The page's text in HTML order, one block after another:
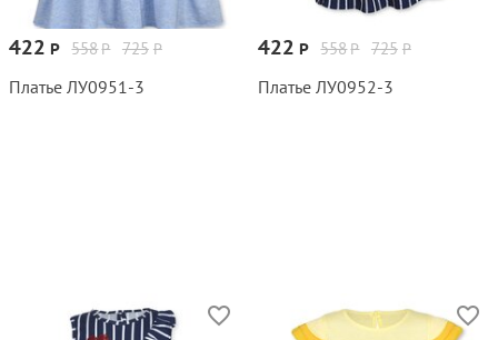
725 Р
558Р
422 Р
Платье ЛУ0951‑3
725 Р
558Р
422 Р
Платье ЛУ0952‑3